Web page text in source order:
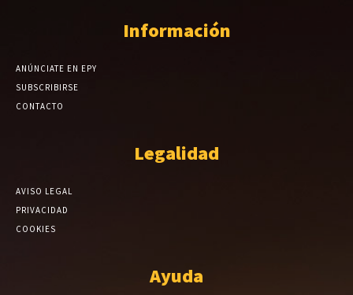
Información
ANÚNCIATE EN EPY
SUBSCRIBIRSE
CONTACTO
Legalidad
AVISO LEGAL
PRIVACIDAD
COOKIES
Ayuda